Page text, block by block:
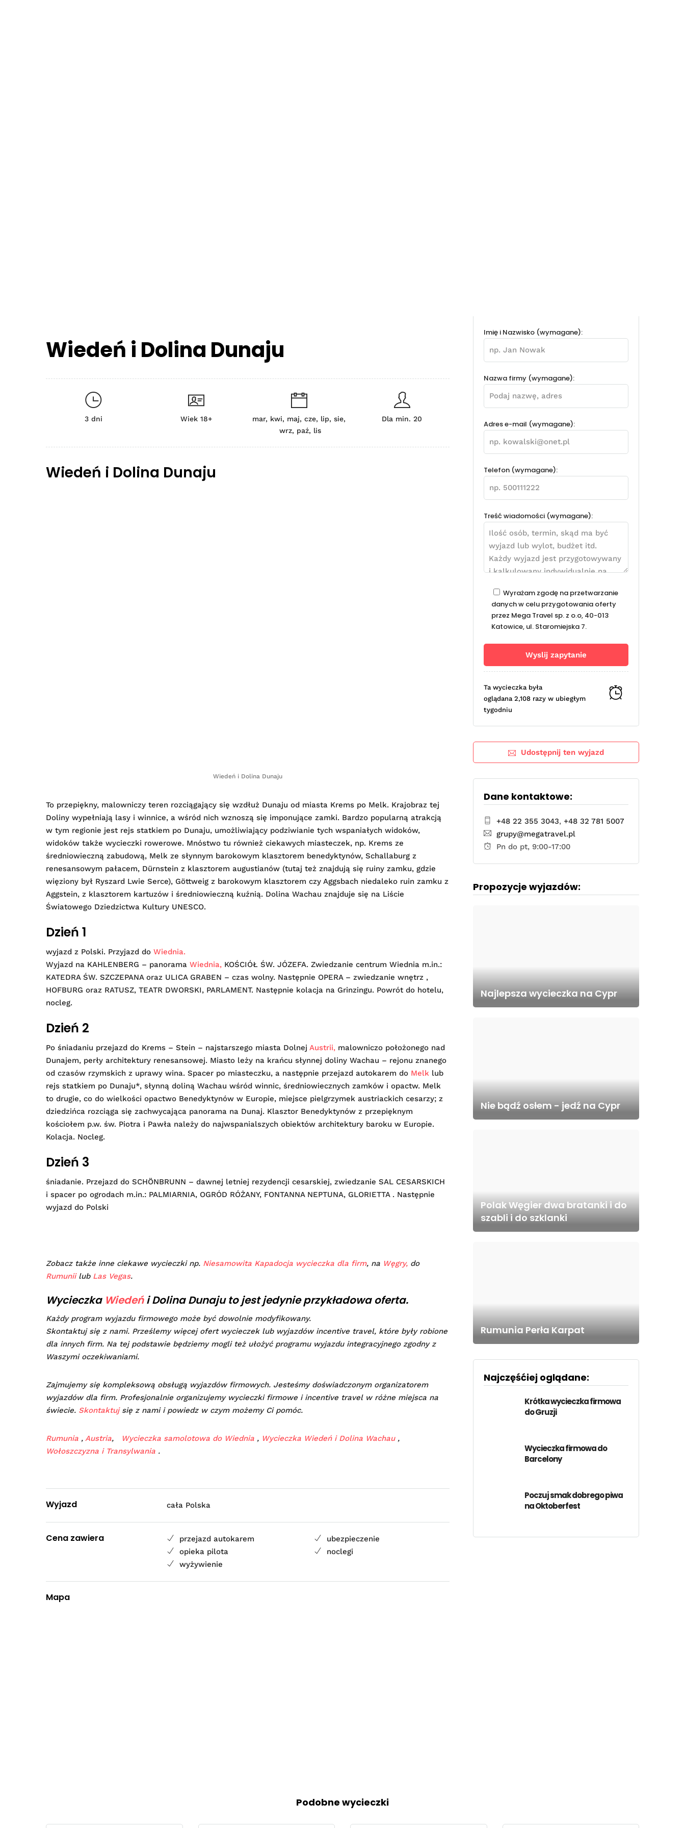
Wiedeń i Dolina Dunaju
3 dni Wiek 18+
mar, kwi, maj, cze, lip, sie,
wrz, paź, lis
Dla min. 20
Wiedeń i Dolina Dunaju
Wiedeń i Dolina Dunaju
To przepiękny, malowniczy teren rozciągający się wzdłuż Dunaju od miasta Krems po Melk. Krajobraz tej
Doliny wypełniają lasy i winnice, a wśród nich wznoszą się imponujące zamki. Bardzo popularną atrakcją
w tym regionie jest rejs statkiem po Dunaju, umożliwiający podziwianie tych wspaniałych widoków,
widoków także wycieczki rowerowe. Mnóstwo tu również ciekawych miasteczek, np. Krems ze
średniowieczną zabudową, Melk ze słynnym barokowym klasztorem benedyktynów, Schallaburg z
renesansowym pałacem, Dürnstein z klasztorem augustianów (tutaj też znajdują się ruiny zamku, gdzie
więziony był Ryszard Lwie Serce), Göttweig z barokowym klasztorem czy Aggsbach niedaleko ruin zamku z
Aggstein, z klasztorem kartuzów i średniowieczną kuźnią. Dolina Wachau znajduje się na Liście
Światowego Dziedzictwa Kultury UNESCO.
Dzień 1
wyjazd z Polski. Przyjazd do Wiednia.
Wyjazd na KAHLENBERG – panorama Wiednia, KOŚCIÓŁ ŚW. JÓZEFA. Zwiedzanie centrum Wiednia m.in.:
KATEDRA ŚW. SZCZEPANA oraz ULICA GRABEN – czas wolny. Następnie OPERA – zwiedzanie wnętrz ,
HOFBURG oraz RATUSZ, TEATR DWORSKI, PARLAMENT. Następnie kolacja na Grinzingu. Powrót do hotelu,
nocleg.
Dzień 2
Po śniadaniu przejazd do Krems – Stein – najstarszego miasta Dolnej Austrii, malowniczo położonego nad
Dunajem, perły architektury renesansowej. Miasto leży na krańcu słynnej doliny Wachau – rejonu znanego
od czasów rzymskich z uprawy wina. Spacer po miasteczku, a następnie przejazd autokarem do Melk lub
rejs statkiem po Dunaju*, słynną doliną Wachau wśród winnic, średniowiecznych zamków i opactw. Melk
to drugie, co do wielkości opactwo Benedyktynów w Europie, miejsce pielgrzymek austriackich cesarzy; z
dziedzińca rozciąga się zachwycająca panorama na Dunaj. Klasztor Benedyktynów z przepięknym
kościołem p.w. św. Piotra i Pawła należy do najwspanialszych obiektów architektury baroku w Europie.
Kolacja. Nocleg.
Dzień 3
śniadanie. Przejazd do SCHÖNBRUNN – dawnej letniej rezydencji cesarskiej, zwiedzanie SAL CESARSKICH
i spacer po ogrodach m.in.: PALMIARNIA, OGRÓD RÓŻANY, FONTANNA NEPTUNA, GLORIETTA . Następnie
wyjazd do Polski
Zobacz także inne ciekawe wycieczki np. Niesamowita Kapadocja wycieczka dla firm, na Węgry, do
Rumuniilub Las Vegas.
Wycieczka Wiedeńi Dolina Dunaju to jest jedynie przykładowa oferta.
Każdy program wyjazdu firmowego może być dowolnie modyfikowany.
Skontaktuj się z nami. Prześlemy więcej ofert wycieczek lub wyjazdów incentive travel, które były robione
dla innych firm. Na tej podstawie będziemy mogli też ułożyć programu wyjazdu integracyjnego zgodny z
Waszymi oczekiwaniami.
Zajmujemy się kompleksową obsługą wyjazdów firmowych. Jesteśmy doświadczonym organizatorem
wyjazdów dla firm. Profesjonalnie organizujemy wycieczki firmowe i incentive travel w różne miejsca na
świecie. Skontaktujsię z nami i powiedz w czym możemy Ci pomóc.
Rumunia , Austria, Wycieczka samolotowa do Wiednia , Wycieczka Wiedeń i Dolina Wachau,
Wołoszczyzna i Transylwania .
Wyjazd cała Polska
Cena zawiera przejazd autokarem
ubezpieczenie
opieka pilota
noclegi
wyżywienie
Mapa
Imię i Nazwisko (wymagane):
Nazwa firmy (wymagane):
Adres e-mail (wymagane):
Telefon (wymagane):
Treść wiadomości (wymagane):
Wyrażam zgodę na przetwarzanie
danych w celu przygotowania oferty
przez Mega Travel sp. z o.o, 40-013
Katowice, ul. Staromiejska 7.
Ta wycieczka była
oglądana 2,108 razy w ubiegłym
tygodniu
Udostępnij ten wyjazd
Dane kontaktowe:
+48 22 355 3043,+48 32 781 5007
grupy@megatravel.pl
Pn do pt, 9:00-17:00
Propozycje wyjazdów:
Najlepsza wycieczka na Cypr
Nie bądź osłem - jedź na Cypr
Polak Węgier dwa bratanki i do
szabli i do szklanki
Rumunia Perła Karpat
Najczęśćiej oglądane:
Krótka wycieczka firmowa
do Gruzji
Wycieczka firmowa do
Barcelony
Poczuj smak dobrego piwa
na Oktoberfest
Podobne wycieczki